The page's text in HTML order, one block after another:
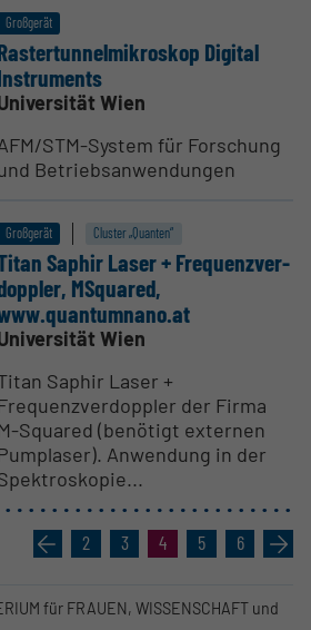
Großgerät
Digital
Wien
STM-System für Forschung
Betriebsanwendungen
Großgerät Cluster „Quanten“
Saphir Laser + Frequ­enz­ver­
MSquared,
Wien
Saphir Laser +
der Firma
Squared (benötigt externen
Anwendung in der
« 2 3 4 5 6 »
für FRAUEN, WISSENSCHAFT und